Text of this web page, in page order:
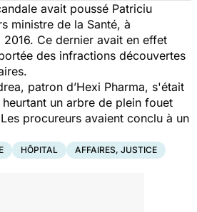
avait poussé Patriciu
ministre de la Santé, à
Ce dernier avait en effet
des infractions découvertes
patron d’Hexi Pharma, s'était
un arbre de plein fouet
procureurs avaient conclu à un
HÔPITAL AFFAIRES, JUSTICE